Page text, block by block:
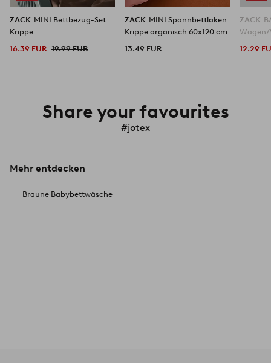
ZACK MINI Bettbezug-Set
Krippe
16.39 EUR 19.99 EUR
ZACK MINI Spannbettlaken
Krippe organisch 60x120 cm
13.49 EUR
ZACK
Wagen/
12.29
Share your favourites
#jotex
Mehr entdecken
Braune Babybettwäsche